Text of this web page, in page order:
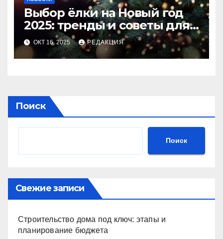
Выбор ёлки на Новый год
2025: тренды и советы для
идеального праздника
ОКТ 16, 2025 РЕДАКЦИЯ
Поиск
Поиск
Свежие записи
Строительство дома под ключ: этапы и
планирование бюджета